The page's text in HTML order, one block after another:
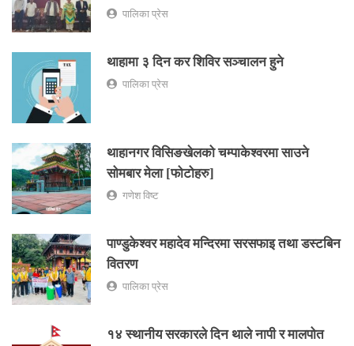
पालिका प्रेस
थाहामा ३ दिन कर शिविर सञ्चालन हुने
पालिका प्रेस
थाहानगर विसिङखेलको चम्पाकेश्वरमा साउने
सोमबार मेला [फोटोहरु]
गणेश विष्ट
पाण्डुकेश्वर महादेव मन्दिरमा सरसफाइ तथा डस्टबिन
वितरण
पालिका प्रेस
१४ स्थानीय सरकारले दिन थाले नापी र मालपोत